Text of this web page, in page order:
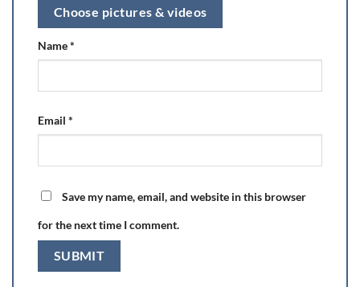
Choose pictures & videos
Name*
Email *
Save my name, email, and website in this browser
for the next time I comment.